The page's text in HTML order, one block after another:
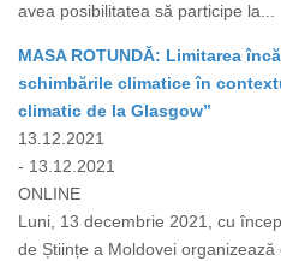
avea posibilitatea să participe la...
MASA ROTUNDĂ: Limitarea
schimbările climatice în
climatic de la Glasgow”
13.12.2021
- 13.12.2021
ONLINE
Luni, 13 decembrie 2021, cu
de Științe a Moldovei